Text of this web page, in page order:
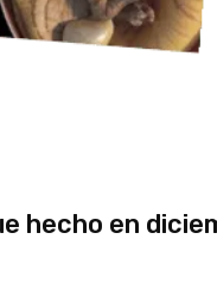
hecho en